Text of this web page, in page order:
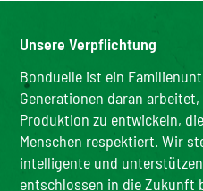
Unsere Verpflichtung
Bonduelle ist ein
Generationen daran
Produktion zu entwickeln,
Menschen respektiert. Wir
intelligente und
entschlossen in die Zukunft